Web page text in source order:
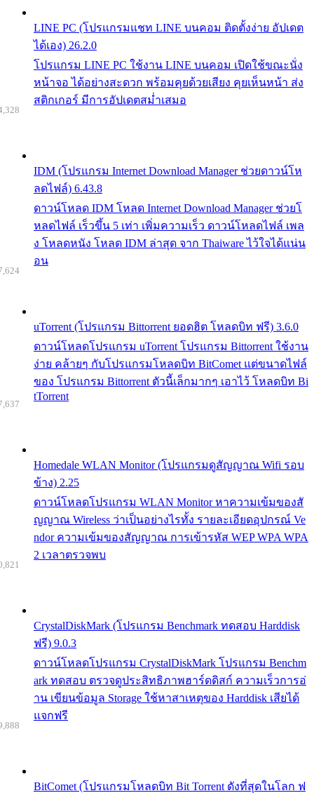
LINE PC (โปรแกรมแชท LINE บนคอม ติดตั้งง่าย อัปเดต
ได้เอง) 26.2.0
โปรแกรม LINE PC ใช้งาน LINE บนคอม เปิดใช้ขณะนั่ง
หน้าจอ ได้อย่างสะดวก พร้อมคุยด้วยเสียง คุยเห็นหน้า ส่ง
สติกเกอร์ มีการอัปเดตสม่ำเสมอ
IDM (โปรแกรม Internet Download Manager ช่วยดาวน์โห
ลดไฟล์) 6.43.8
ดาวน์โหลด IDM โหลด Internet Download Manager ช่วยโ
หลดไฟล์ เร็วขึ้น 5 เท่า เพิ่มความเร็ว ดาวน์โหลดไฟล์ เพล
ง โหลดหนัง โหลด IDM ล่าสุด จาก Thaiware ไว้ใจได้แน่น
อน
uTorrent (โปรแกรม Bittorrent ยอดฮิต โหลดบิท ฟรี) 3.6.0
ดาวน์โหลดโปรแกรม uTorrent โปรแกรม Bittorrent ใช้งาน
ง่าย คล้ายๆ กับโปรแกรมโหลดบิท BitComet แต่ขนาดไฟล์
ของ โปรแกรม Bittorrent ตัวนี้เล็กมากๆ เอาไว้ โหลดบิท Bi
tTorrent
Homedale WLAN Monitor (โปรแกรมดูสัญญาณ Wifi รอบ
ข้าง) 2.25
ดาวน์โหลดโปรแกรม WLAN Monitor หาความเข้มของสั
ญญาณ Wireless ว่าเป็นอย่างไรทั้ง รายละเอียดอุปกรณ์ Ve
ndor ความเข้มของสัญญาณ การเข้ารหัส WEP WPA WPA
2 เวลาตรวจพบ
CrystalDiskMark (โปรแกรม Benchmark ทดสอบ Harddisk
ฟรี) 9.0.3
ดาวน์โหลดโปรแกรม CrystalDiskMark โปรแกรม Benchm
ark ทดสอบ ตรวจดูประสิทธิภาพฮาร์ดดิสก์ ความเร็วการอ่
าน เขียนข้อมูล Storage ใช้หาสาเหตุของ Harddisk เสียได้
แจกฟรี
BitComet (โปรแกรมโหลดบิท Bit Torrent ดังที่สุดในโลก ฟ